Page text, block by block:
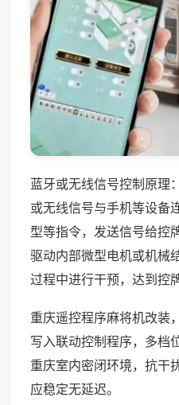
蓝牙或无线信号控制原理
或无线信号与手机等设备
型等指令，发送信号给控
驱动内部微型电机或机械
过程中进行干预，达到控
重庆遥控程序麻将机改装
写入联动控制程序，多档
重庆室内密闭环境，抗干
应稳定无延迟。